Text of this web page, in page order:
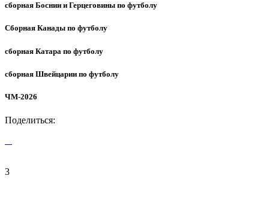
сборная Боснии и Герцеговины по футболу
Сборная Канады по футболу
сборная Катара по футболу
сборная Швейцарии по футболу
ЧМ-2026
Поделиться:
3